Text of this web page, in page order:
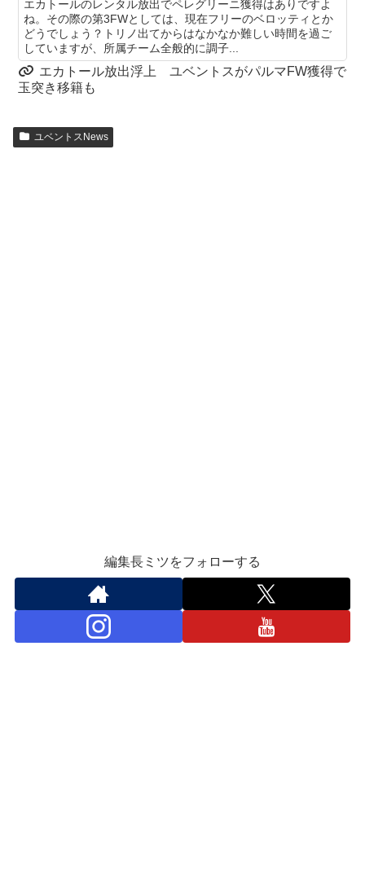
エカトールのレンタル放出でペレグリーニ獲得はありですよ
ね。その際の第3FWとしては、現在フリーのベロッティとか
どうでしょう？トリノ出てからはなかなか難しい時間を過ご
していますが、所属チーム全般的に調子...
エカトール放出浮上 ユベントスがパルマFW獲得で
玉突き移籍も
ユベントスNews
編集長ミツをフォローする